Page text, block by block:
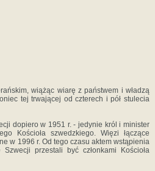
wiążąc wiarę z państwem i władzą
tej trwającej od czterech i pół stulecia
dopiero w 1951 r. - jedynie król i minister
Kościoła szwedzkiego. Więzi łączące
w 1996 r. Od tego czasu aktem wstąpienia
przestali być członkami Kościoła